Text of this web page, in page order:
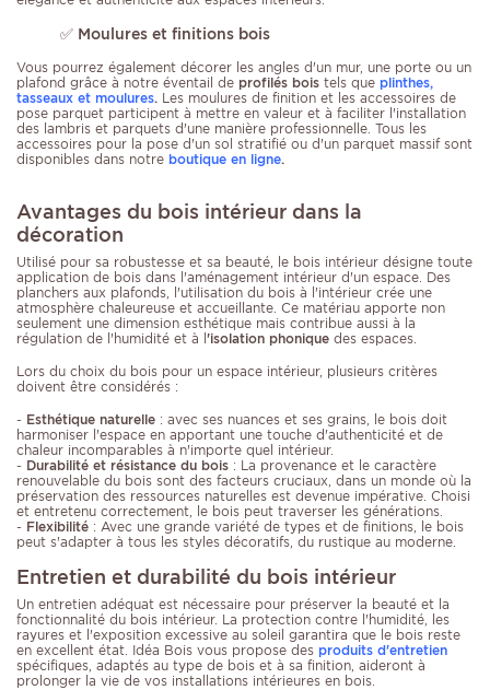
✅ Moulures et finitions bois
Vous pourrez également décorer les angles d'un mur, une porte ou un
plafond grâce à notre éventail de profilés bois tels que plinthes,
tasseaux et moulures. Les moulures de finition et les accessoires de
pose parquet participent à mettre en valeur et à faciliter l'installation
des lambris et parquets d'une manière professionnelle. Tous les
accessoires pour la pose d'un sol stratifié ou d'un parquet massif sont
disponibles dans notre boutique en ligne.
Avantages du bois intérieur dans la
décoration
Utilisé pour sa robustesse et sa beauté, le bois intérieur désigne toute
application de bois dans l'aménagement intérieur d'un espace. Des
planchers aux plafonds, l'utilisation du bois à l'intérieur crée une
atmosphère chaleureuse et accueillante. Ce matériau apporte non
seulement une dimension esthétique mais contribue aussi à la
régulation de l'humidité et à l 'isolation phonique des espaces.
Lors du choix du bois pour un espace intérieur, plusieurs critères
doivent être considérés :
- Esthétique naturelle : avec ses nuances et ses grains, le bois doit
harmoniser l'espace en apportant une touche d'authenticité et de
chaleur incomparables à n'importe quel intérieur.
- Durabilité et résistance du bois : La provenance et le caractère
renouvelable du bois sont des facteurs cruciaux, dans un monde où la
préservation des ressources naturelles est devenue impérative. Choisi
et entretenu correctement, le bois peut traverser les générations.
- Flexibilité : Avec une grande variété de types et de finitions, le bois
peut s'adapter à tous les styles décoratifs, du rustique au moderne.
Entretien et durabilité du bois intérieur
Un entretien adéquat est nécessaire pour préserver la beauté et la
fonctionnalité du bois intérieur. La protection contre l'humidité, les
rayures et l'exposition excessive au soleil garantira que le bois reste
en excellent état. Idéa Bois vous propose des produits d'entretien
spécifiques, adaptés au type de bois et à sa finition, aideront à
prolonger la vie de vos installations intérieures en bois.